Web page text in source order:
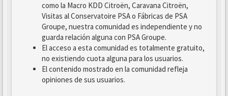
como la Macro KDD Citroën, Caravana Citroën,
Visitas al Conservatoire PSA o Fábricas de PSA
Groupe, nuestra comunidad es independiente y no
guarda relación alguna con PSA Groupe.
El acceso a esta comunidad es totalmente gratuito,
no existiendo cuota alguna para los usuarios.
El contenido mostrado en la comunidad refleja
opiniones de sus usuarios.